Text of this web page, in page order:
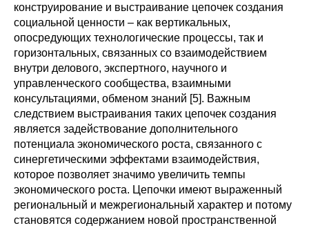
конструирование и выстраивание цепочек создания
социальной ценности – как вертикальных,
опосредующих технологические процессы, так и
горизонтальных, связанных со взаимодействием
внутри делового, экспертного, научного и
управленческого сообщества, взаимными
консультациями, обменом знаний [5]. Важным
следствием выстраивания таких цепочек создания
является задействование дополнительного
потенциала экономического роста, связанного с
синергетическими эффектами взаимодействия,
которое позволяет значимо увеличить темпы
экономического роста. Цепочки имеют выраженный
региональный и межрегиональный характер и потому
становятся содержанием новой пространственной